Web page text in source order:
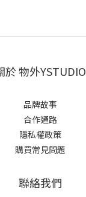
於 物外YSTUDIO
品牌故事
合作通路
隱私權政策
購買常見問題
聯絡我們